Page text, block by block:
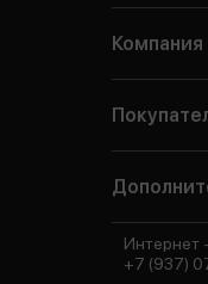
Компания
Интернет
+7 (937)